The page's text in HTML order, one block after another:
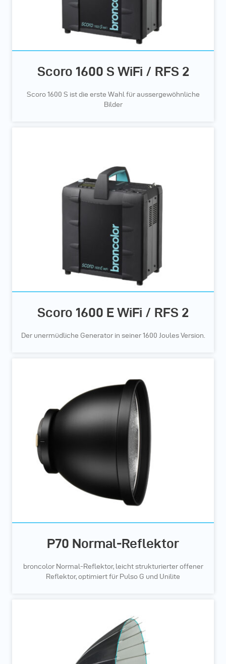
Scoro 1600 S WiFi / RFS 2
Scoro 1600 S ist die erste Wahl für aussergewöhnliche
Bilder
Scoro 1600 E WiFi / RFS 2
Der unermüdliche Generator in seiner 1600 Joules Version.
P70 Normal-Reflektor
broncolor Normal-Reflektor, leicht strukturierter offener
Reflektor, optimiert für Pulso G und Unilite